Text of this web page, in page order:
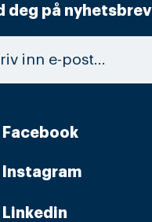
deg på nyhetsbrev
Facebook
Instagram
Linkedin